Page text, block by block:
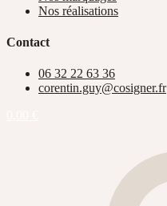
Nos réalisations
Contact
06 32 22 63 36
corentin.guy@cosigner.fr